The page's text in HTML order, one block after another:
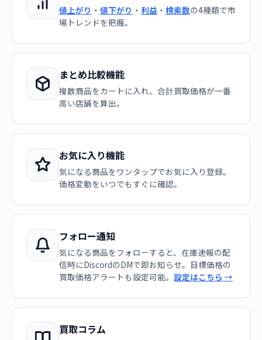
値上がり ・ 値下がり ・ 利益 ・ 検索数の4種類で市
場トレンドを把握。
まとめ比較機能
複数商品をカートに入れ、合計買取価格が一番
高い店舗を算出。
お気に入り機能
気になる商品をワンタップでお気に入り登録。
価格変動をいつでもすぐに確認。
フォロー通知
気になる商品をフォローすると、在庫速報の配
信時にDiscordのDMで即お知らせ。目標価格の
買取価格アラートも設定可能。 設定はこちら →
買取コラム